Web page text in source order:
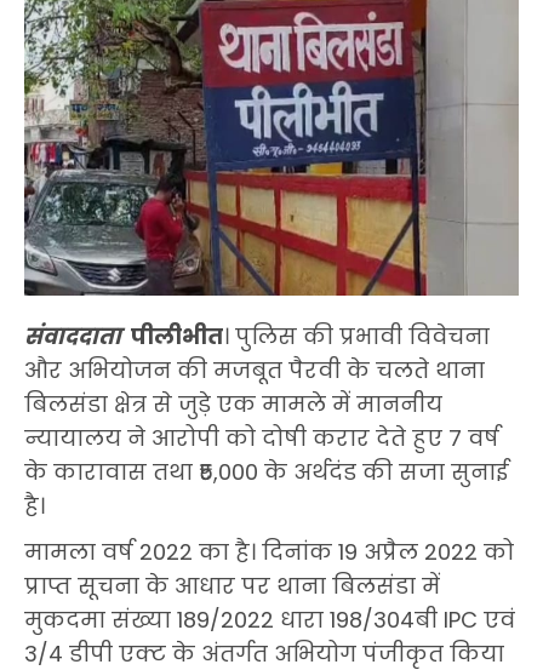
संवाददातापीलीभीत। पुलिस की प्रभावी विवेचना
और अभियोजन की मजबूत पैरवी के चलते थाना
बिलसंडा क्षेत्र से जुड़े एक मामले में माननीय
न्यायालय ने आरोपी को दोषी करार देते हुए 7 वर्ष
के कारावास तथा ₹5,000 के अर्थदंड की सजा सुनाई
है।
मामला वर्ष 2022 का है। दिनांक 19 अप्रैल 2022 को
प्राप्त सूचना के आधार पर थाना बिलसंडा में
मुकदमा संख्या 189/2022 धारा 198/304बी IPC एवं
3/4 डीपी एक्ट के अंतर्गत अभियोग पंजीकृत किया